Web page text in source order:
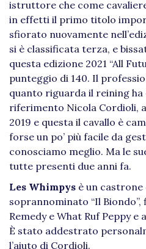
istruttore che come
in effetti il primo titolo
sfiorato nuovamente
si è classificata terza, e
questa edizione 2021 “All
punteggio di 140. Il
quanto riguarda il reining ha
riferimento Nicola Cordioli,
2019 e questa il cavallo è
forse un po’ più facile da
conosciamo meglio. Ma le
tutte presenti due anni fa.
Les Whimpys è un castrone
soprannominato “Il
Remedy e What Ruf Peppy
È stato addestrato
l’aiuto di Cordioli.